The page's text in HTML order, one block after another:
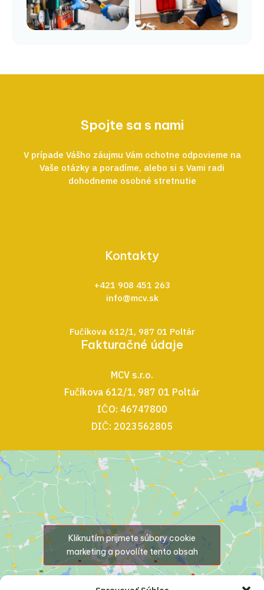
Spojte sa s nami
V prípade Vášho záujmu Vám ochotne odpovieme na
Vaše otázky a poradíme, alebo si s Vami radi
dohodneme osobné stretnutie
Kontakty
+421 908 451 263
info@mcv.sk
Fučíkova 612/1, 987 01 Poltár
Fakturačné údaje
MCV s.r.o.
Fučíkova 612/1, 987 01 Poltár
IČO: 46747800
DIČ: 2023562805
Kliknutím prijmete súbory cookie
marketing a povolíte tento obsah